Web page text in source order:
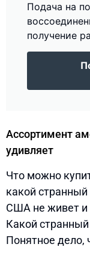
Подача на
получение
Ассортимент
удивляет
Что можно
какой странный
США не живет и
Какой
Понятное дело,